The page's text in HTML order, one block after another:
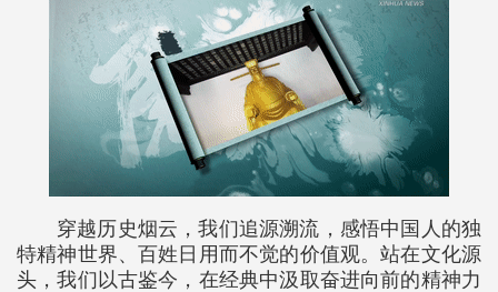
穿越历史烟云，我们追源溯流，感悟中国人的独
特精神世界、百姓日用而不觉的价值观。站在文化源
头，我们以古鉴今，在经典中汲取奋进向前的精神力